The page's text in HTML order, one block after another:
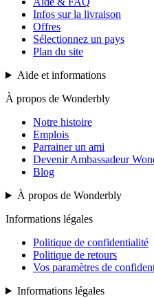
Infos sur la livraison
Offres
Sélectionnez un pays
Plan du site
Aide et informations
À propos de Wonderbly
Notre histoire
Emplois
Parrainer un ami
Devenir Ambassadeur
Blog
À propos de Wonderbly
Informations légales
Politique de confidentialité
Politique de retours
Vos paramètres de
Informations légales